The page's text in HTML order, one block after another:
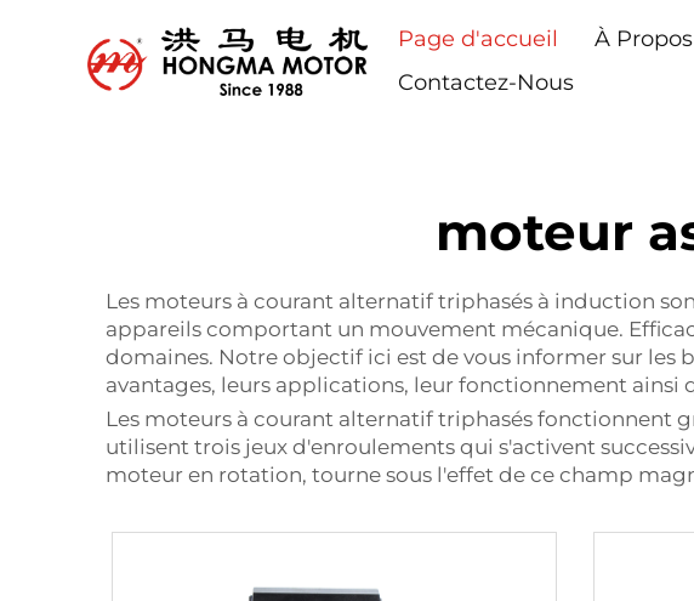
Page d'accueil À
Contactez-Nous
moteur
Les moteurs à courant alternatif triphasés à induction
appareils comportant un mouvement mécanique.
domaines. Notre objectif ici est de vous informer sur les
avantages, leurs applications, leur fonctionnement ainsi
Les moteurs à courant alternatif triphasés fonctionnent
utilisent trois jeux d'enroulements qui s'activent
moteur en rotation, tourne sous l'effet de ce champ